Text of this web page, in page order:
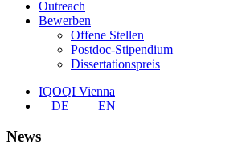
Outreach
Bewerben
Offene Stellen
Postdoc-Stipendium
Dissertationspreis
IQOQI Vienna
DE
EN
News